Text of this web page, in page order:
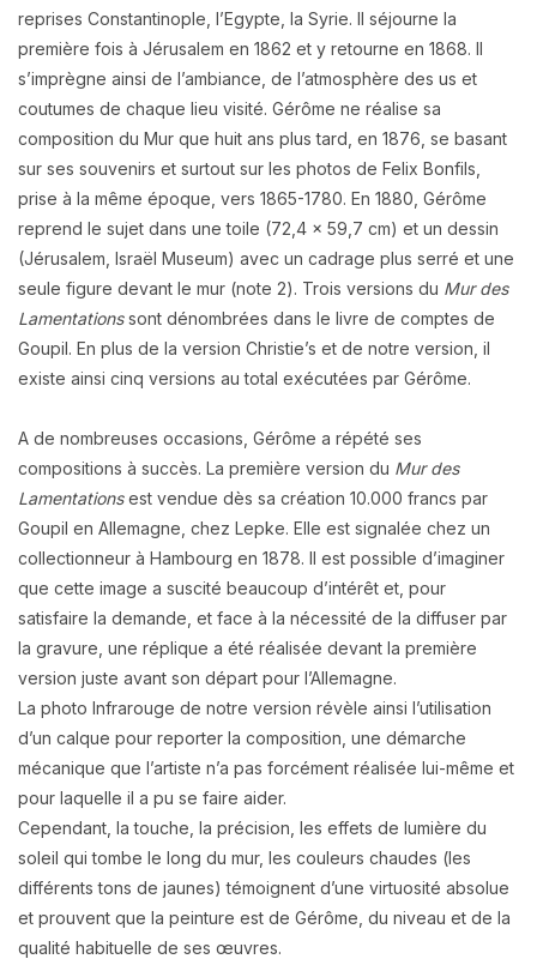
reprises Constantinople, l’Egypte, la Syrie. Il séjourne la
première fois à Jérusalem en 1862 et y retourne en 1868. Il
s’imprègne ainsi de l’ambiance, de l’atmosphère des us et
coutumes de chaque lieu visité. Gérôme ne réalise sa
composition du Mur que huit ans plus tard, en 1876, se basant
sur ses souvenirs et surtout sur les photos de Felix Bonfils,
prise à la même époque, vers 1865-1780. En 1880, Gérôme
reprend le sujet dans une toile (72,4 x 59,7 cm) et un dessin
(Jérusalem, Israël Museum) avec un cadrage plus serré et une
seule figure devant le mur (note 2). Trois versions du Mur des
Lamentationssont dénombrées dans le livre de comptes de
Goupil. En plus de la version Christie’s et de notre version, il
existe ainsi cinq versions au total exécutées par Gérôme.
A de nombreuses occasions, Gérôme a répété ses
compositions à succès. La première version du Mur des
Lamentationsest vendue dès sa création 10.000 francs par
Goupil en Allemagne, chez Lepke. Elle est signalée chez un
collectionneur à Hambourg en 1878. Il est possible d’imaginer
que cette image a suscité beaucoup d’intérêt et, pour
satisfaire la demande, et face à la nécessité de la diffuser par
la gravure, une réplique a été réalisée devant la première
version juste avant son départ pour l’Allemagne.
La photo Infrarouge de notre version révèle ainsi l’utilisation
d’un calque pour reporter la composition, une démarche
mécanique que l’artiste n’a pas forcément réalisée lui-même et
pour laquelle il a pu se faire aider.
Cependant, la touche, la précision, les effets de lumière du
soleil qui tombe le long du mur, les couleurs chaudes (les
différents tons de jaunes) témoignent d’une virtuosité absolue
et prouvent que la peinture est de Gérôme, du niveau et de la
qualité habituelle de ses œuvres.